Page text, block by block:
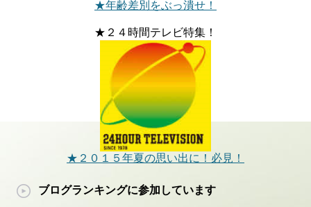
★年齢差別をぶっ潰せ！
★２４時間テレビ特集！
★２０１５年夏の思い出に！必見！
ブログランキングに参加しています